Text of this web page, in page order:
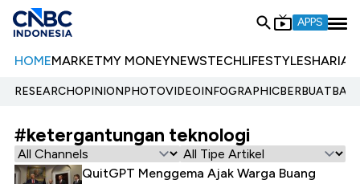
APPS
HOMEMARKETMY MONEYNEWSTECHLIFESTYLESHARIA
RESEARCHOPINIONPHOTOVIDEOINFOGRAPHIC
#ketergantungan teknologi
QuitGPT Menggema Ajak Warga Buang